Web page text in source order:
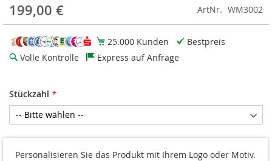
199,00 € ArtNr. WM3002
25.000 Kunden
Bestpreis
Volle Kontrolle
Express auf Anfrage
Stückzahl
Druckvorschau
Personalisieren Sie das Produkt mit Ihrem Logo oder Motiv.